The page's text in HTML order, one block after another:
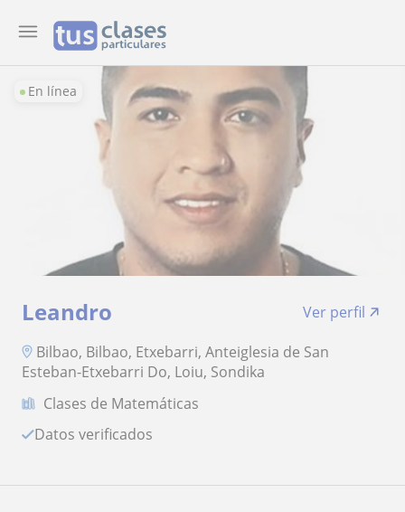
En línea
Leandro
Ver perfil
Bilbao, Bilbao, Etxebarri, Anteiglesia de San
Esteban-Etxebarri Do, Loiu, Sondika
Clases de Matemáticas
Datos verificados